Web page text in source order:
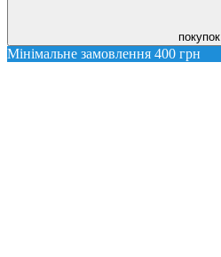
покупок
Мінімальне замовлення 400 грн